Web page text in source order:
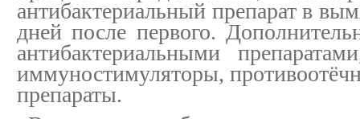
антибактериальный препарат в
дней после первого.
антибактериальными
иммуностимуляторы,
препараты.